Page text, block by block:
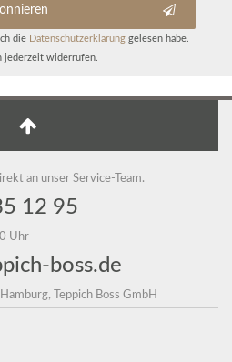
die Daten­schutz­erklärunggelesen habe.
jederzeit widerrufen.
an unser Service-Team.
12 95
Uhr
boss.de
Teppich Boss GmbH